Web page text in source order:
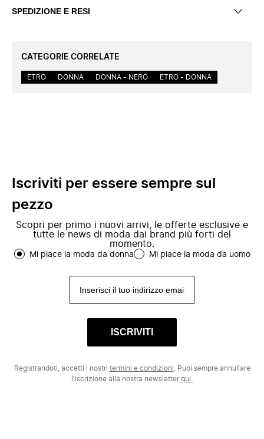
SPEDIZIONE E RESI
CATEGORIE CORRELATE
ETRO DONNA DONNA - NERO ETRO - DONNA
Iscriviti per essere sempre sul
pezzo
Scopri per primo i nuovi arrivi, le offerte esclusive e
tutte le news di moda dai brand più forti del
momento.
Mi piace la moda da donna Mi piace la moda da uomo
ISCRIVITI
Registrandoti, accetti i nostri termini e condizioni . Puoi sempre annullare
l'iscrizione alla nostra newsletterqui.